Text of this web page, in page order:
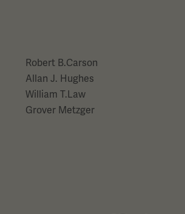
Robert B.Carson
Allan J. Hughes
William T.Law
Grover Metzger